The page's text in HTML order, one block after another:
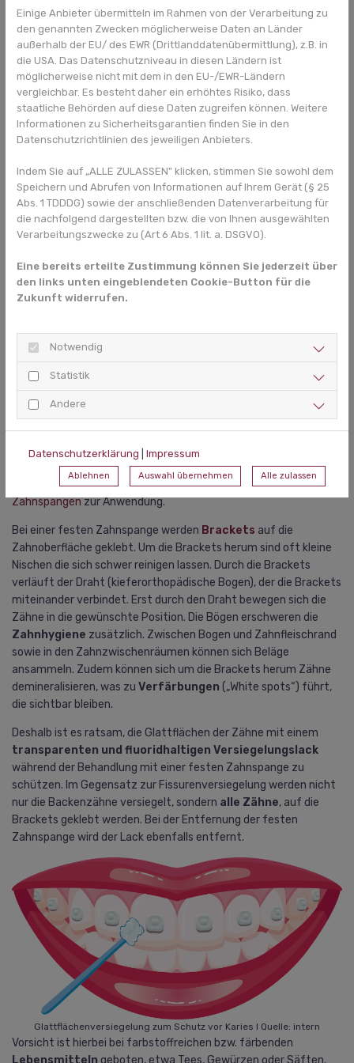
Eine Glattflächenversiegelung kann zusätzlich vor Karies schützen I
Quelle: pexels
Was ist eine Glattflächenversiegelung?
Diese Methode, auch „ Bracketumfeldversiegelung“ genannt,
kommt in derKieferorthopädiebei Trägern vonfestsitzenden
Zahnspangenzur Anwendung.
Bei einer festen Zahnspange werden Brackets auf die
Zahnoberfläche geklebt. Um die Brackets herum sind oft kleine
Nischen die sich schwer reinigen lassen. Durch die Brackets
verläuft der Draht (kieferorthopädische Bogen), der die Brackets
miteinander verbindet. Erst durch den Draht bewegen sich die
Zähne in die gewünschte Position. Die Bögen erschweren die
Zahnhygiene zusätzlich. Zwischen Bogen und Zahnfleischrand
sowie in den Zahnzwischenräumen können sich Beläge
ansammeln. Zudem können sich um die Brackets herum Zähne
demineralisieren, was zu Verfärbungen („White spots“) führt,
die sichtbar bleiben.
Deshalb ist es ratsam, die Glattflächen der Zähne mit einem
transparenten und fluoridhaltigen Versiegelungslack
während der Behandlung mit einer festen Zahnspange zu
schützen. Im Gegensatz zur Fissurenversiegelung werden nicht
nur die Backenzähne versiegelt, sondern alle Zähne, auf die
Brackets geklebt werden. Bei der Entfernung der festen
Zahnspange wird der Lack ebenfalls entfernt.
Glattflächenversiegelung zum Schutz vor Karies I Quelle: intern
Vorsicht ist hierbei bei farbstoffreichen bzw. färbenden
Lebensmitteln geboten, etwa Tees, Gewürzen oder Säften.
Einige Anbieter übermitteln im Rahmen von der Verarbeitung zu
den genannten Zwecken möglicherweise Daten an Länder
außerhalb der EU/ des EWR (Drittlanddatenübermittlung), z.B. in
die USA. Das Datenschutzniveau in diesen Ländern ist
möglicherweise nicht mit dem in den EU-/EWR-Ländern
vergleichbar. Es besteht daher ein erhöhtes Risiko, dass
staatliche Behörden auf diese Daten zugreifen können. Weitere
Informationen zu Sicherheitsgarantien finden Sie in den
Datenschutzrichtlinien des jeweiligen Anbieters.
Indem Sie auf „ALLE ZULASSEN" klicken, stimmen Sie sowohl dem
Speichern und Abrufen von Informationen auf Ihrem Gerät (§ 25
Abs. 1 TDDDG) sowie der anschließenden Datenverarbeitung für
die nachfolgend dargestellten bzw. die von Ihnen ausgewählten
Verarbeitungszwecke zu (Art 6 Abs. 1 lit. a. DSGVO).
Eine bereits erteilte Zustimmung können Sie jederzeit über
den links unten eingeblendeten Cookie-Button für die
Zukunft widerrufen.
Notwendig
Statistik
Andere
Datenschutzerklärung Impressum
Ablehnen Auswahl übernehmen Alle zulassen